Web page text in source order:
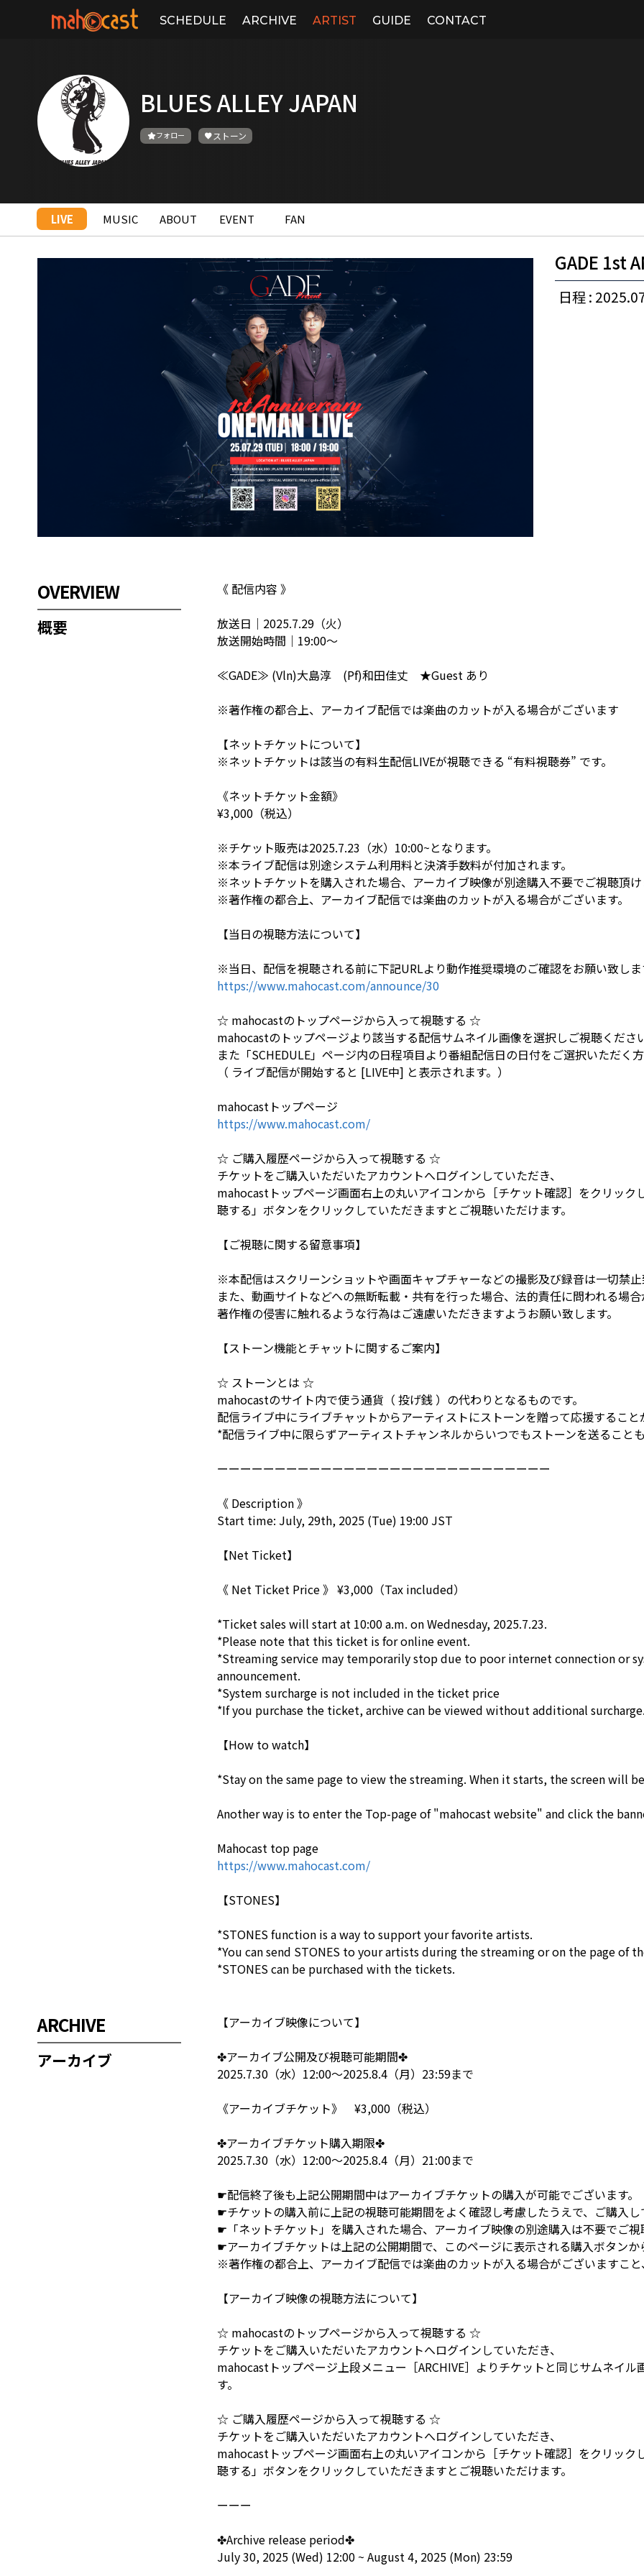
SCHEDULE ARCHIVE ARTIST GUIDE CONTACT
BLUES ALLEY JAPAN
フォロー ストーン
LIVE MUSIC ABOUT EVENT FAN
GADE 1st
日程 :
OVERVIEW
概要
《 配信内容 》
放送日｜2025.7.29（火）
放送開始時間｜19:00〜
≪GADE≫ (Vln)大島淳 (Pf)和田佳丈 ★Guest あり
※著作権の都合上、アーカイブ配信では楽曲のカットが入る場合がございます
【ネットチケットについて】
※ネットチケットは該当の有料生配信LIVEが視聴できる “有料視聴券” です。
《ネットチケット金額》
¥3,000（税込）
※チケット販売は2025.7.23（水）10:00~となります。
※本ライブ配信は別途システム利用料と決済手数料が付加されます。
※ネットチケットを購入された場合、アーカイブ映像が別途購入不要でご視聴頂け
※著作権の都合上、アーカイブ配信では楽曲のカットが入る場合がございます。
【当日の視聴方法について】
※当日、配信を視聴される前に下記URLより動作推奨環境のご確認をお願い致しま
https://www.mahocast.com/announce/30
☆ mahocastのトップページから入って視聴する ☆
mahocastのトップページより該当する配信サムネイル画像を選択しご視聴くださ
また「SCHEDULE」ページ内の日程項目より番組配信日の日付をご選択いただく
（ ライブ配信が開始すると [LIVE中] と表示されます。）
mahocastトップページ
https://www.mahocast.com/
☆ ご購入履歴ページから入って視聴する ☆
チケットをご購入いただいたアカウントへログインしていただき、
mahocastトップページ画面右上の丸いアイコンから［チケット確認］をクリッ
聴する」ボタンをクリックしていただきますとご視聴いただけます。
【ご視聴に関する留意事項】
※本配信はスクリーンショットや画面キャプチャーなどの撮影及び録音は一切禁
また、動画サイトなどへの無断転載・共有を行った場合、法的責任に問われる場
著作権の侵害に触れるような行為はご遠慮いただきますようお願い致します。
【ストーン機能とチャットに関するご案内】
☆ ストーンとは ☆
mahocastのサイト内で使う通貨（ 投げ銭 ）の代わりとなるものです。
配信ライブ中にライブチャットからアーティストにストーンを贈って応援すること
*配信ライブ中に限らずアーティストチャンネルからいつでもストーンを送ること
ーーーーーーーーーーーーーーーーーーーーーーーーーーーーー
《 Description 》
Start time: July, 29th, 2025 (Tue) 19:00 JST
【Net Ticket】
《 Net Ticket Price 》 ¥3,000（Tax included）
*Ticket sales will start at 10:00 a.m. on Wednesday, 2025.7.23.
*Please note that this ticket is for online event.
*Streaming service may temporarily stop due to poor internet connection or
announcement.
*System surcharge is not included in the ticket price
*If you purchase the ticket, archive can be viewed without additional
【How to watch】
*Stay on the same page to view the streaming. When it starts, the screen will
Another way is to enter the Top-page of "mahocast website" and click the
Mahocast top page
https://www.mahocast.com/
【STONES】
*STONES function is a way to support your favorite artists.
*You can send STONES to your artists during the streaming or on the page of
*STONES can be purchased with the tickets.
ARCHIVE
アーカイブ
【アーカイブ映像について】
✤アーカイブ公開及び視聴可能期間✤
2025.7.30（水）12:00〜2025.8.4（月）23:59まで
《アーカイブチケット》 ¥3,000（税込）
✤アーカイブチケット購入期限✤
2025.7.30（水）12:00～2025.8.4（月）21:00まで
☛配信終了後も上記公開期間中はアーカイブチケットの購入が可能でございます。
☛チケットの購入前に上記の視聴可能期間をよく確認し考慮したうえで、ご購入
☛「ネットチケット」を購入された場合、アーカイブ映像の別途購入は不要でご視
☛アーカイブチケットは上記の公開期間で、このページに表示される購入ボタンか
※著作権の都合上、アーカイブ配信では楽曲のカットが入る場合がございますこ
【アーカイブ映像の視聴方法について】
☆ mahocastのトップページから入って視聴する ☆
チケットをご購入いただいたアカウントへログインしていただき、
mahocastトップページ上段メニュー［ARCHIVE］よりチケットと同じサムネイ
す。
☆ ご購入履歴ページから入って視聴する ☆
チケットをご購入いただいたアカウントへログインしていただき、
mahocastトップページ画面右上の丸いアイコンから［チケット確認］をクリッ
聴する」ボタンをクリックしていただきますとご視聴いただけます。
ーーー
✤Archive release period✤
July 30, 2025 (Wed) 12:00 ~ August 4, 2025 (Mon) 23:59